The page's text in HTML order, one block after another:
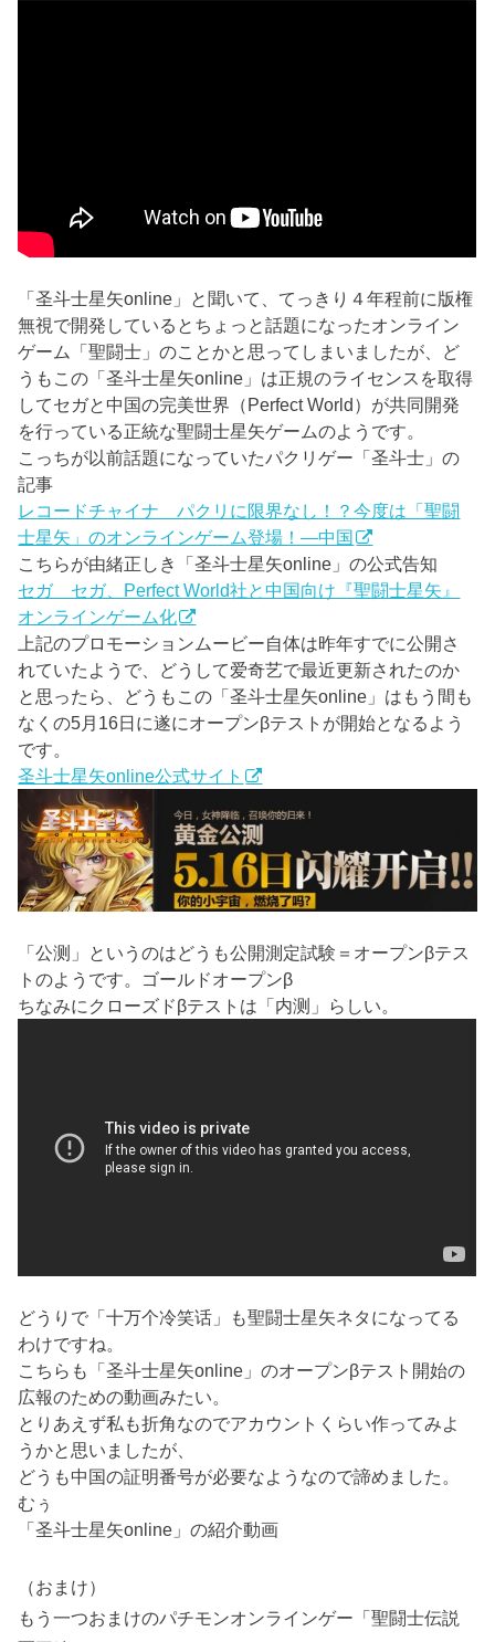
「圣斗士星矢online」と聞いて、てっきり４年程前に版権
無視で開発しているとちょっと話題になったオンライン
ゲーム「聖闘士」のことかと思ってしまいましたが、ど
うもこの「圣斗士星矢online」は正規のライセンスを取得
してセガと中国の完美世界（Perfect World）が共同開発
を行っている正統な聖闘士星矢ゲームのようです。
こっちが以前話題になっていたパクリゲー「圣斗士」の
記事
レコードチャイナ パクリに限界なし！？今度は「聖闘
士星矢」のオンラインゲーム登場！―中国
こちらが由緒正しき「圣斗士星矢online」の公式告知
セガ セガ、Perfect World社と中国向け『聖闘士星矢』
オンラインゲーム化
上記のプロモーションムービー自体は昨年すでに公開さ
れていたようで、どうして爱奇艺で最近更新されたのか
と思ったら、どうもこの「圣斗士星矢online」はもう間も
なくの5月16日に遂にオープンβテストが開始となるよう
です。
圣斗士星矢online公式サイト
「公测」というのはどうも公開測定試験＝オープンβテス
トのようです。ゴールドオープンβ
ちなみにクローズドβテストは「内测」らしい。
どうりで「十万个冷笑话」も聖闘士星矢ネタになってる
わけですね。
こちらも「圣斗士星矢online」のオープンβテスト開始の
広報のための動画みたい。
とりあえず私も折角なのでアカウントくらい作ってみよ
うかと思いましたが、
どうも中国の証明番号が必要なようなので諦めました。
むぅ
「圣斗士星矢online」の紹介動画
（おまけ）
もう一つおまけのパチモンオンラインゲー「聖闘士伝説